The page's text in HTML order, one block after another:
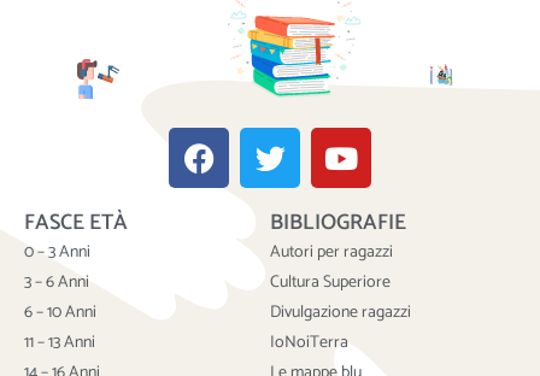
F
a
c
T
w
i
t
t
e
r
Y
o
u
t
u
b
e
FASCE ETÀ
0 – 3 Anni
3 – 6 Anni
6 – 10 Anni
11 – 13 Anni
BIBLIOGRAFIE
Autori per ragazzi
Cultura Superiore
Divulgazione ragazzi
IoNoiTerra